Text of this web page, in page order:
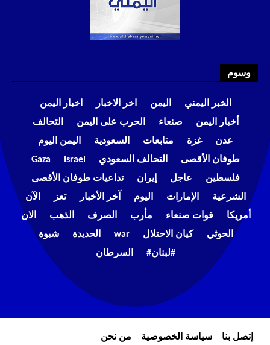
وسوم
الخبر اليمني اليمن اخر الاخبار
اخبار اليمن
أخبار اليمن
صنعاء الحرب على اليمن
التحالف
عدن
غزة متابعات السعودية
اليمن اليوم
طوفان الأقصى
التحالف السعودي Israel
Gaza
فلسطين
عاجل إيران
تداعيات طوفان الأقصى
الشرعية
الإمارات اليوم آخر الأخبار تعز
الآن
أمريكا
قوات صنعاء مأرب الصرف الذهب
الان
الحوثي
كيان الاحتلال war الحديدة
شبوة
#لبنان#
السرطان
إتصل بنا سياسة الخصوصية من نحن